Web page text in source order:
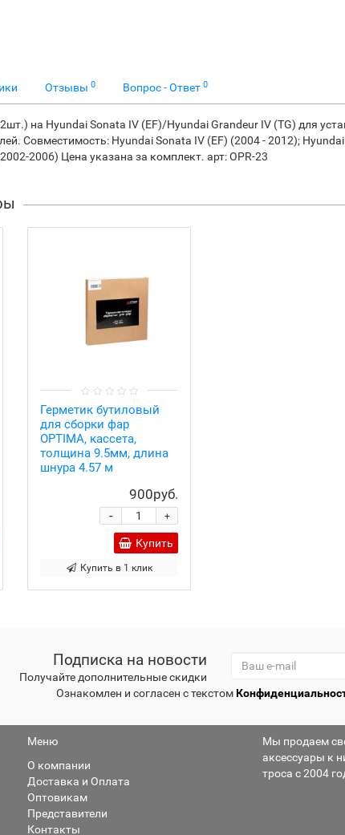
Отзывы 0 Вопрос - Ответ 0
на Hyundai Sonata IV (EF)/Hyundai Grandeur IV (TG) для
Совместимость: Hyundai Sonata IV (EF) (2004 - 2012);
2006) Цена указана за комплект. арт: OPR-23
Герметик бутиловый
для сборки фар
OPTIMA, кассета,
толщина 9.5мм, длина
шнура 4.57 м
900руб.
+
-
Купить
Купить в 1 клик
Подписка на новости
Получайте дополнительные скидки
Ознакомлен и согласен с текстом
Меню
О компании
Доставка и Оплата
Оптовикам
Представители
Контакты
Мы продаем
аксессуары к
троса с 2004